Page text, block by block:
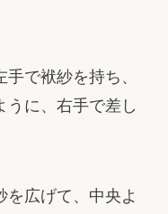
で袱紗を持ち、
うに、右手で差し
を広げて、中央よ